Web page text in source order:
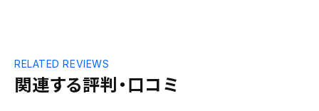
関連する評判・口コミ
RELATED REVIEWS